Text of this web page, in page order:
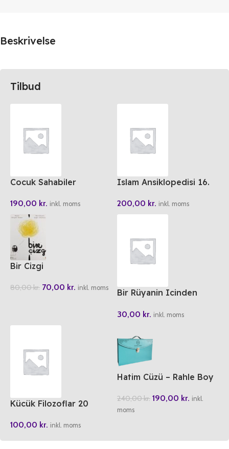
Beskrivelse
Tilbud
Cocuk Sahabiler
190,00 kr. inkl. moms
Islam Ansiklopedisi 16.
200,00 kr. inkl. moms
Bir Cizgi
80,00kr. 70,00 kr. inkl. moms
Bir Rüyanin Icinden
30,00 kr. inkl. moms
Kücük Filozoflar 20
100,00 kr. inkl. moms
Hatim Cüzü – Rahle Boy
240,00kr. 190,00 kr. inkl.
moms